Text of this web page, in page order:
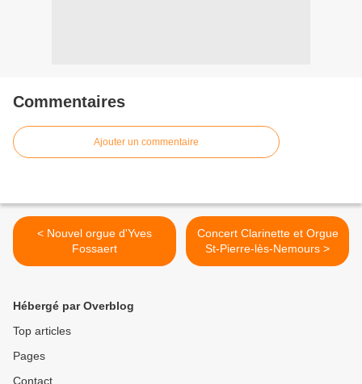
Commentaires
Ajouter un commentaire
< Nouvel orgue d'Yves
Fossaert
Concert Clarinette et Orgue
St-Pierre-lès-Nemours >
Hébergé par Overblog
Top articles
Pages
Contact